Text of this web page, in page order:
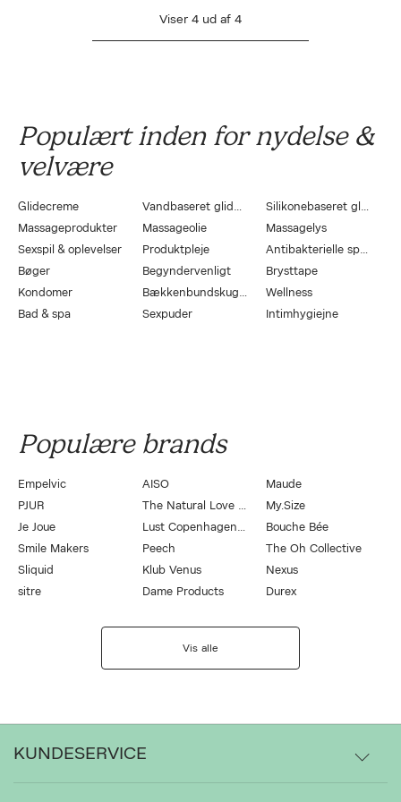
Viser 4 ud af 4
Populært inden for nydelse &
velvære
Glidecreme Vandbaseret glidecreme
Silikonebaseret glidecreme
Massageprodukter
Massageolie
Massagelys
Sexspil & oplevelser
Produktpleje
Antibakterielle sprays
Bøger
Begyndervenligt
Brysttape
Kondomer
Bækkenbundskugler
Wellness
Bad & spa
Sexpuder Intimhygiejne
Populære brands
Empelvic AISO
Maude
PJUR
The Natural Love Company
My.Size
Je Joue
Lust Copenhagen by Magasin
Bouche Bée
Smile Makers
Peech
The Oh Collective
Sliquid
Klub Venus
Nexus
sitre
Dame Products Durex
Vis alle
KUNDESERVICE